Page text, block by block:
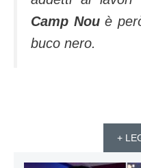
Camp Nouè
buco nero.
+